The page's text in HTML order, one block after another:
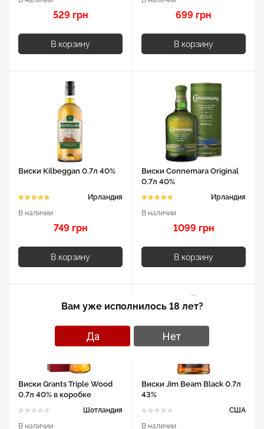
529 грн
В корзину
699 грн
В корзину
Виски Kilbeggan 0.7л 40%
Ирландия
В наличии
749 грн
В корзину
Виски Connemara Original
0.7л 40%
Ирландия
В наличии
1099 грн
В корзину
Виски Grants Triple Wood
0.7л 40% в коробке
Шотландия
В наличии
Виски Jim Beam Black 0.7л
43%
США
В наличии
Вам уже исполнилось 18 лет?
Да Нет